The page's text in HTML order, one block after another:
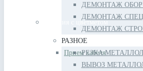
Изделия с цветметом
Прием кабеля
ДЕМОНТАЖ
ДЕМОНТАЖ
ДЕМОНТАЖ
РАЗНОЕ
РЕЗКА
ВЫВОЗ